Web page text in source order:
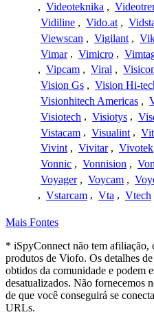
, Videoteknika ,
Vidiline , Vido.at ,
Viewscan , Vigilant ,
Vimar , Vimicro ,
, Vipcam , Viral ,
Vision Gs , Vision Hi-
Visionhitech Americas ,
Visiotech , Visiotys ,
Vistacam , Visualint ,
Vivint , Vivitar , Vivotek
Vonnic , Vonnision ,
Voyager , Voycam ,
, Vstarcam , Vta , Vtech
Mais Fontes
* iSpyConnect não tem afiliação,
produtos de Viofo. Os detalhes
obtidos da comunidade e podem
desatualizados. Não fornecemos
de que você conseguirá se
URLs.